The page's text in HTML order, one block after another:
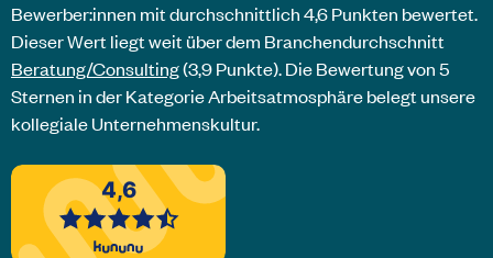
Bewerber:innen mit durchschnittlich 4,6 Punkten bewertet.
Dieser Wert liegt weit über dem Branchendurchschnitt
Beratung/Consulting(3,9 Punkte). Die Bewertung von 5
Sternen in der Kategorie Arbeitsatmosphäre belegt unsere
kollegiale Unternehmenskultur.